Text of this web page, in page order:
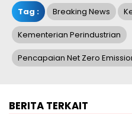
Tag : Breaking News
Kementerian Perindustrian
Pencapaian Net Zero
BERITA TERKAIT